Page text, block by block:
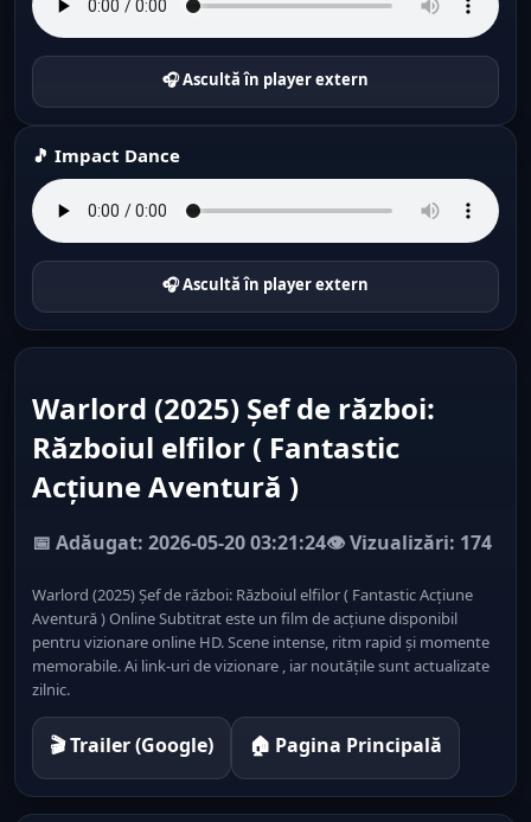
🎧 Ascultă în player extern
🎵 Impact Dance
🎧 Ascultă în player extern
Warlord (2025) Șef de război:
Războiul elfilor ( Fantastic
Acțiune Aventură )
📅 Adăugat: 2026-05-20 03:21:24👁️ Vizualizări: 174
Warlord (2025) Șef de război: Războiul elfilor ( Fantastic Acțiune
Aventură ) Online Subtitrat este un film de acțiune disponibil
pentru vizionare online HD. Scene intense, ritm rapid și momente
memorabile. Ai link-uri de vizionare , iar noutățile sunt actualizate
zilnic.
🎬 Trailer (Google) 🏠 Pagina Principală